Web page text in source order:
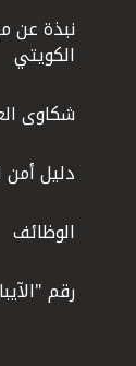
نبذة عن
الكويتي
شكاوى
دليل أمن
الوظائف
رقم